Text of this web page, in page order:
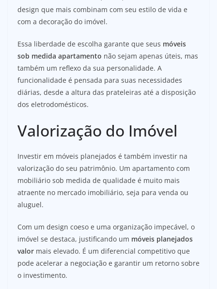
design que mais combinam com seu estilo de vida e
com a decoração do imóvel.
Essa liberdade de escolha garante que seus móveis
sob medida apartamento não sejam apenas úteis, mas
também um reflexo da sua personalidade. A
funcionalidade é pensada para suas necessidades
diárias, desde a altura das prateleiras até a disposição
dos eletrodomésticos.
Valorização do Imóvel
Investir em móveis planejados é também investir na
valorização do seu patrimônio. Um apartamento com
mobiliário sob medida de qualidade é muito mais
atraente no mercado imobiliário, seja para venda ou
aluguel.
Com um design coeso e uma organização impecável, o
imóvel se destaca, justificando um móveis planejados
valor mais elevado. É um diferencial competitivo que
pode acelerar a negociação e garantir um retorno sobre
o investimento.